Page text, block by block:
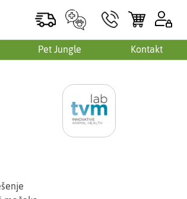
Pet Jungle Kontakt